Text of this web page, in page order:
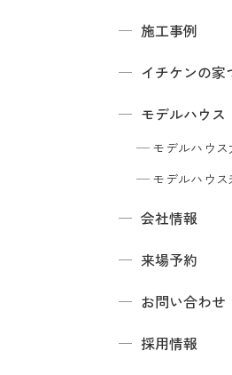
施工事例
イチケンの家
モデルハウス
モデルハウス
モデルハウス
会社情報
来場予約
お問い合わせ
採用情報